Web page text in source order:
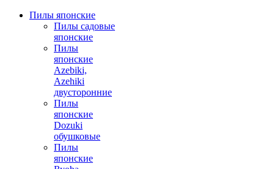
Пилы японские
Пилы садовые
японские
Пилы
японские
Azebiki,
Azehiki
двусторонние
Пилы
японские
Dozuki
обушковые
Пилы
японские